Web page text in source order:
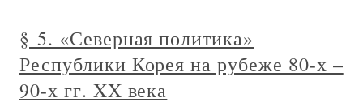
§ 5. «Северная политика»
Республики Корея на рубеже 80-х –
90-х гг. XX века